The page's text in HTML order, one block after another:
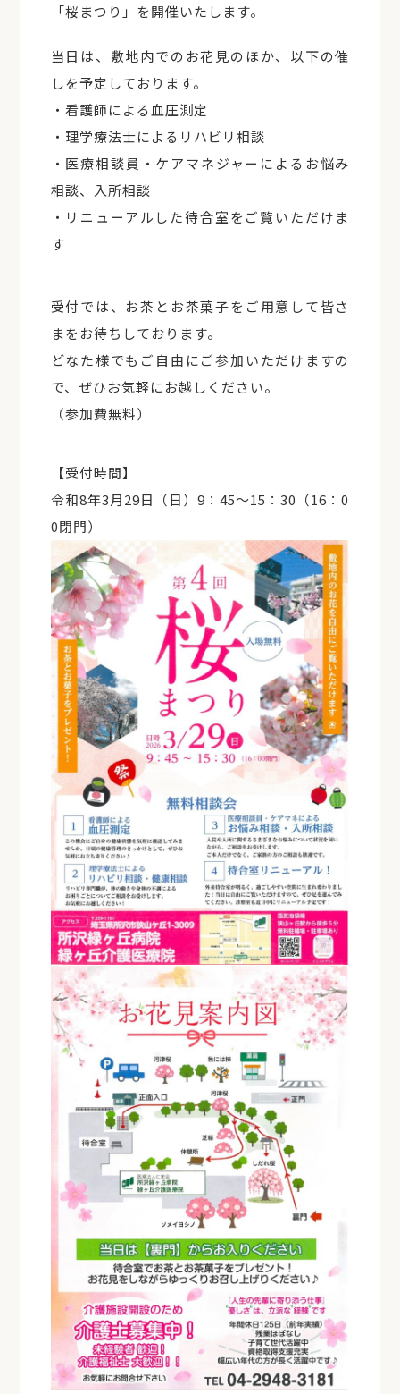
「桜まつり」を開催いたします。
当日は、敷地内でのお花見のほか、以下の催
しを予定しております。
・看護師による血圧測定
・理学療法士によるリハビリ相談
・医療相談員・ケアマネジャーによるお悩み
相談、入所相談
・リニューアルした待合室をご覧いただけま
す
受付では、お茶とお茶菓子をご用意して皆さ
まをお待ちしております。
どなた様でもご自由にご参加いただけますの
で、ぜひお気軽にお越しください。
（参加費無料）
【受付時間】
令和8年3月29日（日）9：45～15：30（16：0
0閉門）